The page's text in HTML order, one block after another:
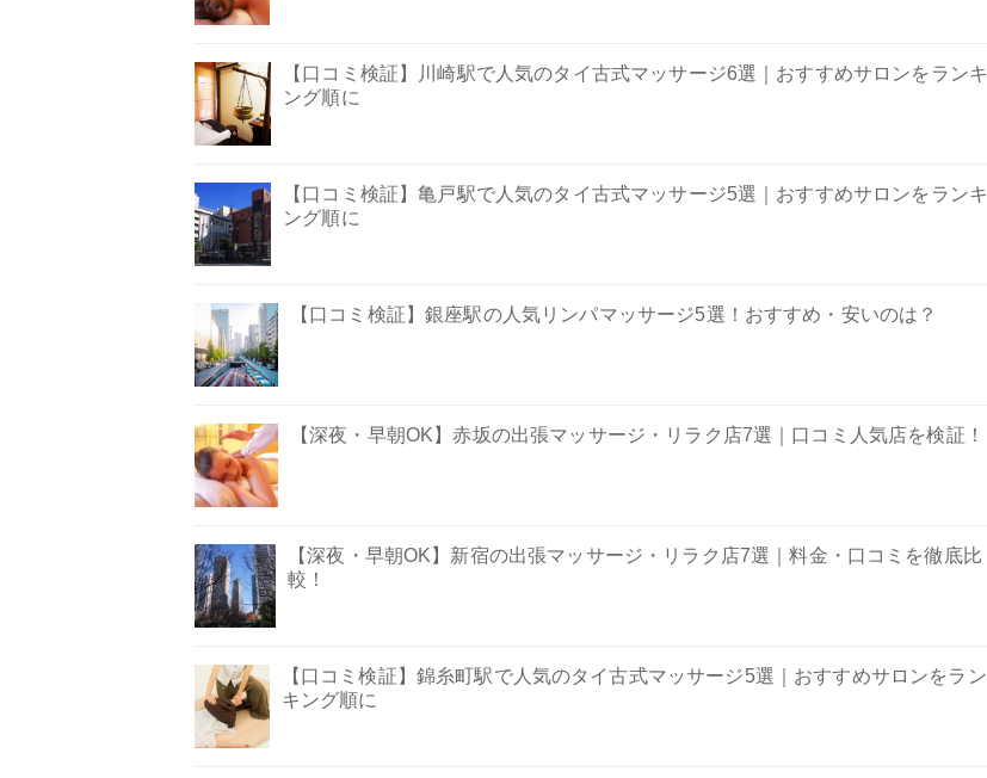
【口コミ検証】川崎駅で人気のタイ古式マッサージ6選｜おすすめサロンをランキ
ング順に
【口コミ検証】亀戸駅で人気のタイ古式マッサージ5選｜おすすめサロンをランキ
ング順に
【口コミ検証】銀座駅の人気リンパマッサージ5選！おすすめ・安いのは？
【深夜・早朝OK】赤坂の出張マッサージ・リラク店7選｜口コミ人気店を検証！
【深夜・早朝OK】新宿の出張マッサージ・リラク店7選｜料金・口コミを徹底比
較！
【口コミ検証】錦糸町駅で人気のタイ古式マッサージ5選｜おすすめサロンをラン
キング順に